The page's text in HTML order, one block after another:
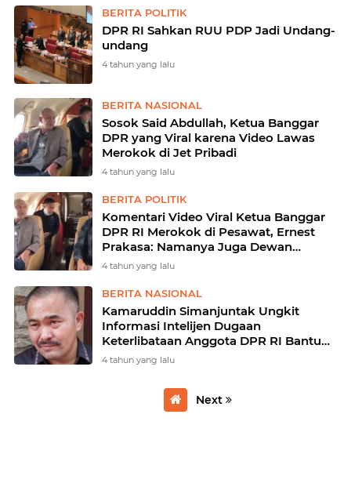
BERITA POLITIK
DPR RI Sahkan RUU PDP Jadi Undang-
undang
4 tahun yang lalu
BERITA NASIONAL
Sosok Said Abdullah, Ketua Banggar
DPR yang Viral karena Video Lawas
Merokok di Jet Pribadi
4 tahun yang lalu
BERITA POLITIK
Komentari Video Viral Ketua Banggar
DPR RI Merokok di Pesawat, Ernest
Prakasa: Namanya Juga Dewan
Perwakilan
4 tahun yang lalu
BERITA NASIONAL
Kamaruddin Simanjuntak Ungkit
Informasi Intelijen Dugaan
Keterlibataan Anggota DPR RI Bantu
Kasus Ferdy Sambo
4 tahun yang lalu
Next